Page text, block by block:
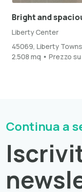
Bright and
Liberty Center
45069, Liberty
2.508 mq • Prezzo
Continua a